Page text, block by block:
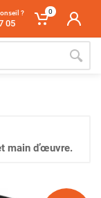
?
05
0
main d’œuvre.